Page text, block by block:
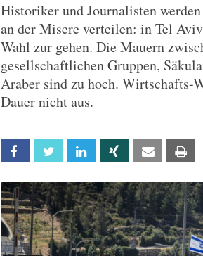
Historiker und Journalisten
an der Misere verteilen: in Tel
Wahl zur gehen. Die Mauern
gesellschaftlichen Gruppen,
Araber sind zu hoch. Wirtschafts-
Dauer nicht aus.
Facebook Twitter Linkedin Xing Email